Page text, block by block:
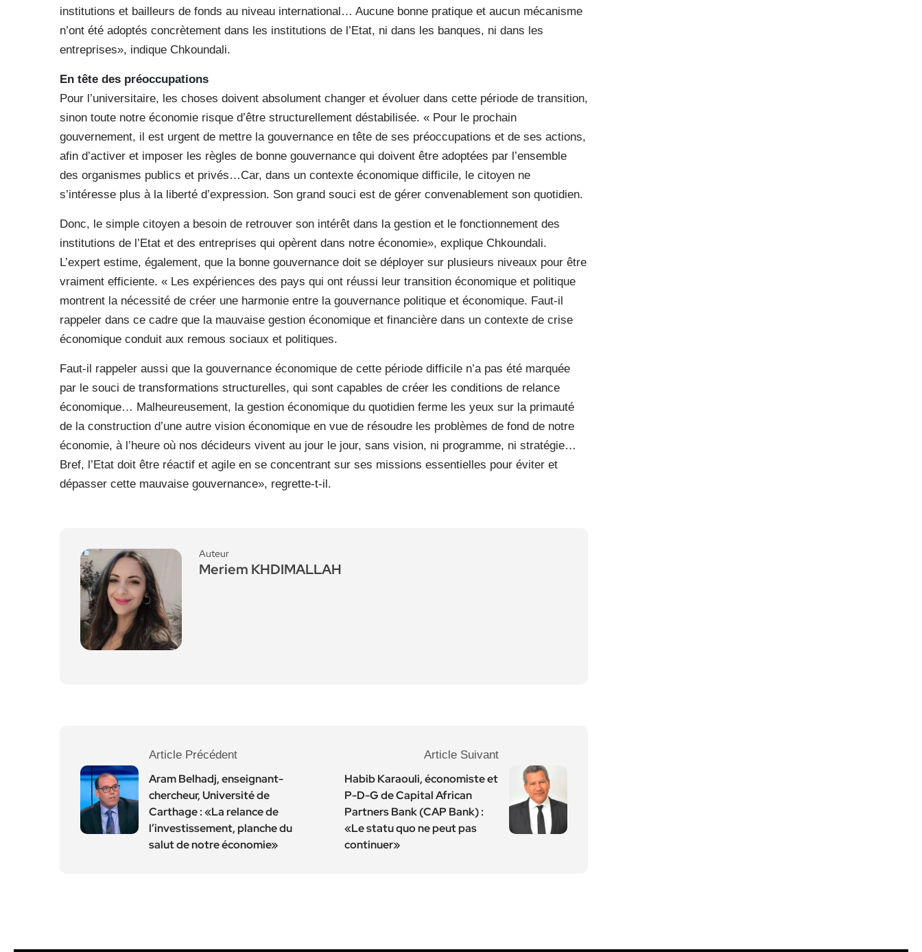
institutions et bailleurs de fonds au niveau international… Aucune bonne pratique et aucun mécanisme
n’ont été adoptés concrètement dans les institutions de l’Etat, ni dans les banques, ni dans les
entreprises», indique Chkoundali.
En tête des préoccupations
Pour l’universitaire, les choses doivent absolument changer et évoluer dans cette période de transition,
sinon toute notre économie risque d’être structurellement déstabilisée. « Pour le prochain
gouvernement, il est urgent de mettre la gouvernance en tête de ses préoccupations et de ses actions,
afin d’activer et imposer les règles de bonne gouvernance qui doivent être adoptées par l’ensemble
des organismes publics et privés…Car, dans un contexte économique difficile, le citoyen ne
s’intéresse plus à la liberté d’expression. Son grand souci est de gérer convenablement son quotidien.
Donc, le simple citoyen a besoin de retrouver son intérêt dans la gestion et le fonctionnement des
institutions de l’Etat et des entreprises qui opèrent dans notre économie», explique Chkoundali.
L’expert estime, également, que la bonne gouvernance doit se déployer sur plusieurs niveaux pour être
vraiment efficiente. « Les expériences des pays qui ont réussi leur transition économique et politique
montrent la nécessité de créer une harmonie entre la gouvernance politique et économique. Faut-il
rappeler dans ce cadre que la mauvaise gestion économique et financière dans un contexte de crise
économique conduit aux remous sociaux et politiques.
Faut-il rappeler aussi que la gouvernance économique de cette période difficile n’a pas été marquée
par le souci de transformations structurelles, qui sont capables de créer les conditions de relance
économique… Malheureusement, la gestion économique du quotidien ferme les yeux sur la primauté
de la construction d’une autre vision économique en vue de résoudre les problèmes de fond de notre
économie, à l’heure où nos décideurs vivent au jour le jour, sans vision, ni programme, ni stratégie…
Bref, l’Etat doit être réactif et agile en se concentrant sur ses missions essentielles pour éviter et
dépasser cette mauvaise gouvernance», regrette-t-il.
Auteur
Meriem KHDIMALLAH
Article Précédent
Aram Belhadj, enseignant-
chercheur, Université de
Carthage : «La relance de
l’investissement, planche du
salut de notre économie»
Article Suivant
Habib Karaouli, économiste et
P-D-G de Capital African
Partners Bank (CAP Bank) :
«Le statu quo ne peut pas
continuer»